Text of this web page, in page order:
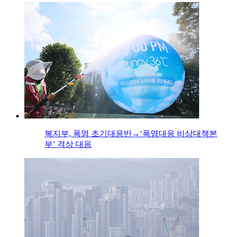
복지부, 폭염 초기대응반→‘폭염대응 비상대책본
부’ 격상 대응